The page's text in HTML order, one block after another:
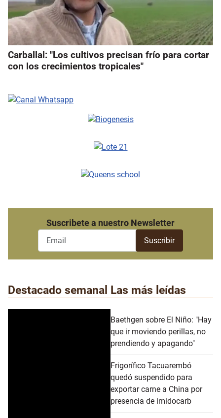
Carballal: "Los cultivos precisan frío para cortar
con los crecimientos tropicales"
Suscribete a nuestro Newsletter
Destacado semanal Las más leídas
Baethgen sobre El Niño: "Hay
que ir moviendo perillas, no
prendiendo y apagando"
Frigorífico Tacuarembó
quedó suspendido para
exportar carne a China por
presencia de imidocarb